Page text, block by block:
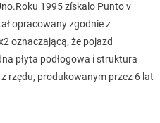
1995 získalo Punto v
opracowany zgodnie z
oznaczającą, że pojazd
płyta podłogowa i struktura
rzędu, produkowanym przez 6 lat